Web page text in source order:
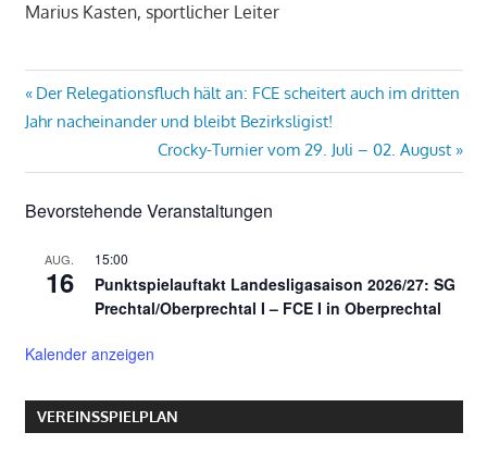
Marius Kasten, sportlicher Leiter
Beitragsnavigation
Vorheriger
Beitrag:
Der Relegationsfluch hält an: FCE scheitert auch im dritten
Jahr nacheinander und bleibt Bezirksligist!
Nächster
Beitrag:
Crocky-Turnier vom 29. Juli – 02. August
Bevorstehende Veranstaltungen
AUG.
16
15:00
Punktspielauftakt Landesligasaison 2026/27: SG
Prechtal/Oberprechtal I – FCE I in Oberprechtal
Kalender anzeigen
VEREINSSPIELPLAN